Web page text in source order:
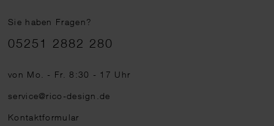
Sie haben Fragen?
Telefonnummer
05251 2882 280
von Mo. - Fr. 8:30 - 17 Uhr
service@rico-design.de
Kontaktformular